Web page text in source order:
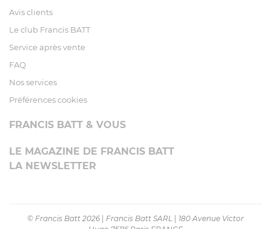
Avis clients
Le club Francis BATT
Service après vente
FAQ
Nos services
Préférences cookies
FRANCIS BATT & VOUS
LE MAGAZINE DE FRANCIS BATT
LA NEWSLETTER
© Francis Batt 2026 Francis Batt SARL
180 Avenue Victor